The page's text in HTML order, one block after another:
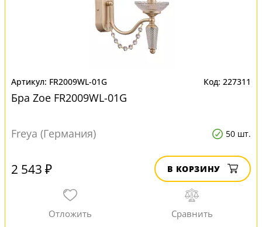
FR2009WL-01G 227311
Бра Zoe FR2009WL-01G
Freya (Германия) 50 шт.
2 543 ₽ В КОРЗИНУ